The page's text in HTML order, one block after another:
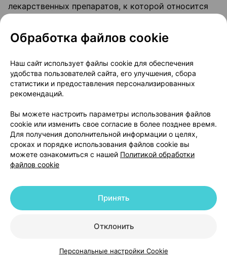
КаталогКорзинаИзбранноеПрофиль
лекарственных препаратов, к которой относится
обострение определенного состояния,
включая кожу, легкие, сердце, почки, мозг и
нервы, глаза, суставы и кишечник
(диссеминированная красная волчанка)
Нежелательные реакции, частота которых
неизвестна (невозможно оценить на основе
имеющихся данных)
Во время лечения группой лекарственных
(тетрациклины), могут возникнуть следующие
нежелательные реакции:
тенденция к кровотечениям (увеличение
нарушение выработки красного пигмента
Обработка файлов cookie
Наш сайт использует файлы cookie для обеспечения
удобства пользователей сайта, его улучшения, сбора
статистики и предоставления персонализированных
рекомендаций.
Вы можете настроить параметры использования файлов
cookie или изменить свое согласие в более позднее время.
Для получения дополнительной информации о целях,
сроках и порядке использования файлов cookie вы
можете ознакомиться с нашей Политикой обработки
файлов cookie
Отклонить
Принять
Персональные настройки Cookie